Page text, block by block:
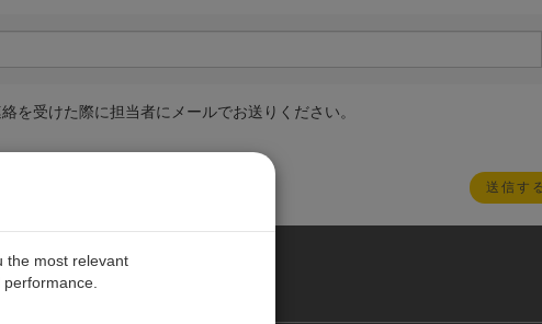
を受けた際に担当者にメールでお送りください。
the most relevant